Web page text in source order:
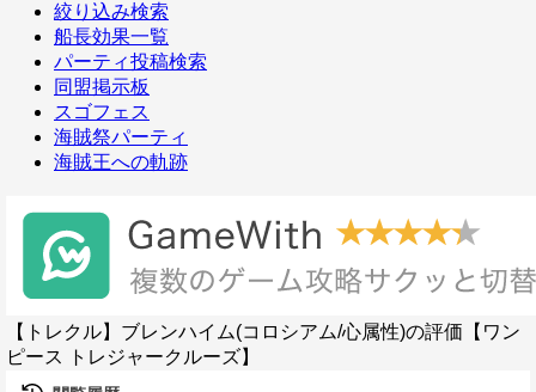
絞り込み検索
船長効果一覧
パーティ投稿検索
同盟掲示板
スゴフェス
海賊祭パーティ
海賊王への軌跡
【トレクル】ブレンハイム(コロシアム/心属性)の評価【ワン
ピース トレジャークルーズ】